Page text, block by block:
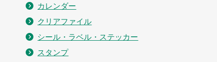
カレンダー
クリアファイル
シール・ラベル・ステッカー
スタンプ